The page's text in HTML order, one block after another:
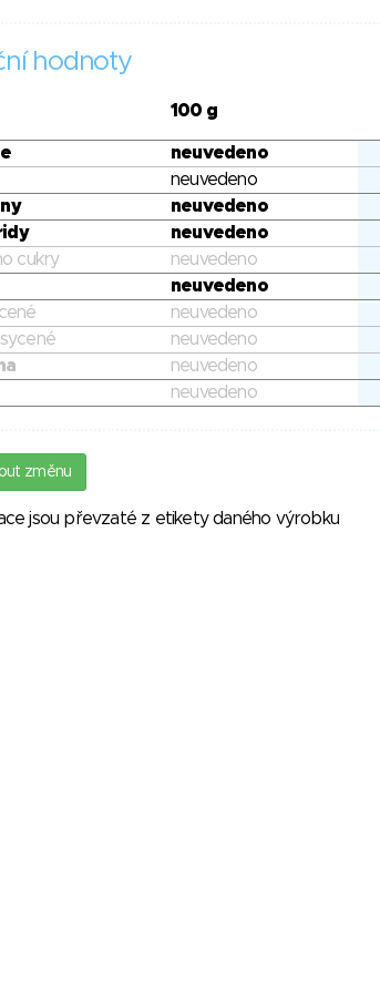
hodnoty
100 g
neuvedeno
neuvedeno
neuvedeno
neuvedeno
cukry
neuvedeno
neuvedeno
neuvedeno
neuvedeno
neuvedeno
neuvedeno
změnu
jsou převzaté z etikety daného výrobku